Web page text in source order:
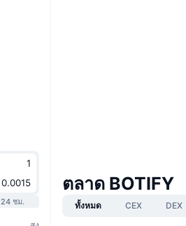
24 ชม.
ตลาด BOTIFY
ทั้งหมด CEX DEX